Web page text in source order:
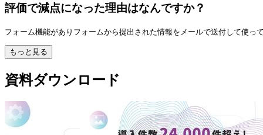
評価で減点になった理由はなんですか？
フォーム機能がありフォームから提出された情報をメールで送付して使
もっと見る
資料ダウンロード